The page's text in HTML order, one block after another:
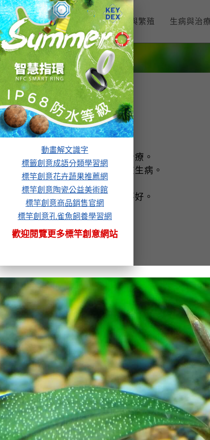
動畫解文識字
標籤創意成語分類學習網
標竿創意花卉蔬果推薦網
標竿創意陶瓷公益美術館
標竿創意商品銷售官網
標竿創意孔雀魚飼養學習網
歡迎閱覽更多標竿創意網站
孔雀魚入門 飼養與繁殖 生病與治
內有魚生病，魚缸正在下藥治療。
或有異物黏著，若有表示魚在生病。
底，表示魚在生病。
稱「夾尾」，表示魚的狀況不好。
，表示魚的狀況不好。
表示魚的狀況不好。